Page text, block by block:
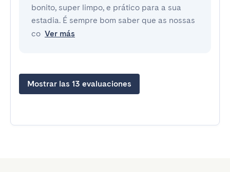
bonito, super limpo, e prático para a sua
estadia. É sempre bom saber que as nossas
co Ver más
Mostrar las 13 evaluaciones